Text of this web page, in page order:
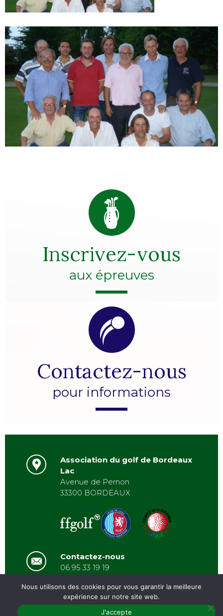
Inscrivez-vous
aux épreuves
Contactez-nous
pour informations
Association du golf de Bordeaux
Lac
Avenue de Pernon
33300 BORDEAUX
Contactez-nous
06 95 33 19 19
/ACTUALITÉS
Nous utilisons des cookies pour vous garantir la meilleure
expérience sur notre site web.
J'accepte